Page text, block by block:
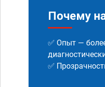
Почему
✅ Опыт —
✅